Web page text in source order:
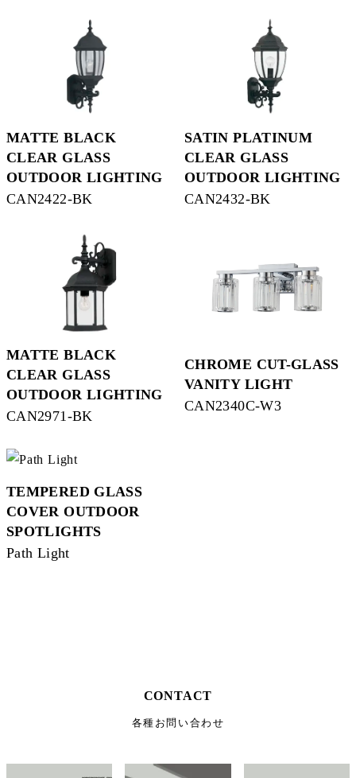
MATTE BLACK
CLEAR GLASS
OUTDOOR LIGHTING
CAN2422-BK
SATIN PLATINUM
CLEAR GLASS
OUTDOOR LIGHTING
CAN2432-BK
MATTE BLACK
CLEAR GLASS
OUTDOOR LIGHTING
CAN2971-BK
CHROME CUT-GLASS
VANITY LIGHT
CAN2340C-W3
TEMPERED GLASS
COVER OUTDOOR
SPOTLIGHTS
Path Light
CONTACT
各種お問い合わせ